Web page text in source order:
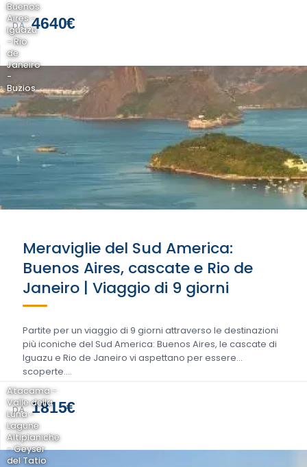
DA 4640€
Buenos
Aires -
Iguazu
- Rio
de
Janeiro
-
Buzios
Meraviglie del Sud America:
Buenos Aires, cascate e Rio de
Janeiro | Viaggio di 9 giorni
Partite per un viaggio di 9 giorni attraverso le destinazioni
più iconiche del Sud America: Buenos Aires, le cascate di
Iguazu e Rio de Janeiro vi aspettano per essere
scoperte....
DA 1815€
Atacama -
Valle della
Luna -
Lagune
Altiplaniche
- Geyser
del Tatio